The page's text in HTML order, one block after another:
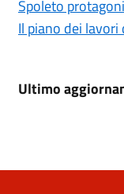
Spoleto
Il piano dei
Ultimo